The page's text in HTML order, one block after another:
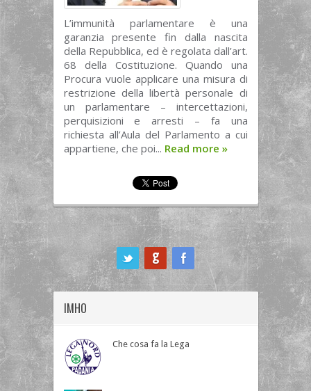
L’immunità parlamentare è una
garanzia presente fin dalla nascita
della Repubblica, ed è regolata dall’art.
68 della Costituzione. Quando una
Procura vuole applicare una misura di
restrizione della libertà personale di
un parlamentare – intercettazioni,
perquisizioni e arresti – fa una
richiesta all’Aula del Parlamento a cui
appartiene, che poi... Read more »
IMHO
Che cosa fa la Lega